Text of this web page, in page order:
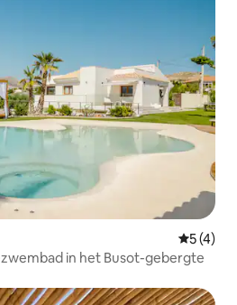
5 (4)
in het Busot-gebergte